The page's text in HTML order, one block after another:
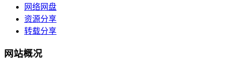
网络网盘
资源分享
转载分享
网站概况